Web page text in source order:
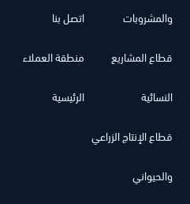
اتصل بنا
منطقة العملاء
الرئيسية
والمشروبات
قطاع المشاريع
النسائية
قطاع الإنتاج الزراعي
والحيواني